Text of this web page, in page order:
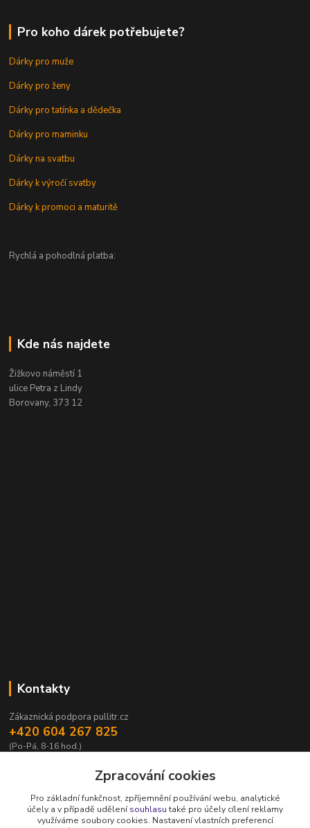
Pro koho dárek potřebujete?
Dárky pro muže
Dárky pro ženy
Dárky pro tatínka a dědečka
Dárky pro maminku
Dárky na svatbu
Dárky k výročí svatby
Dárky k promoci a maturitě
Rychlá a pohodlná platba:
Kde nás najdete
Žižkovo náměstí 1
ulice Petra z Lindy
Borovany, 373 12
Kontakty
Zákaznická podpora pullitr.cz
+420 604 267 825
(Po-Pá, 8-16 hod.)
Zpracování cookies
Pro základní funkčnost, zpříjemnění používání webu, analytické
účely a v případě udělenísouhlasutaké pro účely cílení reklamy
využíváme soubory cookies. Nastavení vlastních preferencí